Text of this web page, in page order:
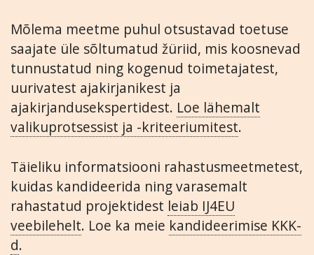
Mõlema meetme puhul otsustavad toetuse
saajate üle sõltumatud žüriid, mis koosnevad
tunnustatud ning kogenud toimetajatest,
uurivatest ajakirjanikest ja
ajakirjandusekspertidest. Loe lähemalt
valikuprotsessist ja -kriteeriumitest.
Täieliku informatsiooni rahastusmeetmetest,
kuidas kandideerida ning varasemalt
rahastatud projektidest leiab IJ4EU
veebilehelt. Loe ka meie kandideerimise KKK-
d.